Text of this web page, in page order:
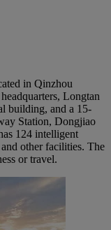
in Qinzhou
Longtan
building, and a 15-
Station, Dongjiao
124 intelligent
other facilities. The
or travel.